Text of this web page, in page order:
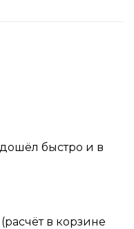
быстро и в
в корзине